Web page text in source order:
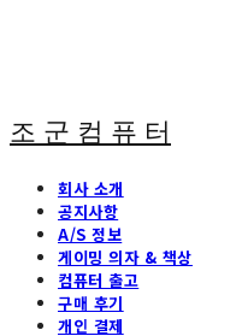
조 군 컴 퓨 터
회사 소개
공지사항
A/S 정보
게이밍 의자 & 책상
컴퓨터 출고
구매 후기
개인 결제